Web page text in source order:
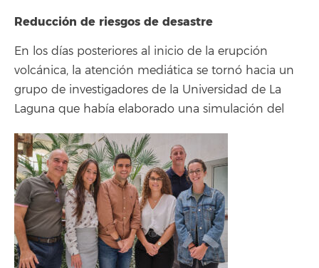
Reducción de riesgos de desastre
En los días posteriores al inicio de la erupción
volcánica, la atención mediática se tornó hacia un
grupo de investigadores de la Universidad de La
Laguna que había elaborado una simulación del